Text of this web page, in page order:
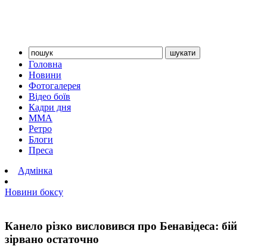
Головна
Новини
Фотогалерея
Відео боїв
Кадри дня
ММА
Ретро
Блоги
Преса
Адмінка
Новини боксу
Канело різко висловився про Бенавідеса: бій
зірвано остаточно